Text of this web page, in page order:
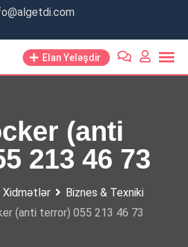
Elan Yeləşdir
(anti
213 46 73
Xidmətlər
Biznes & Texniki
(anti terror) 055 213 46 73